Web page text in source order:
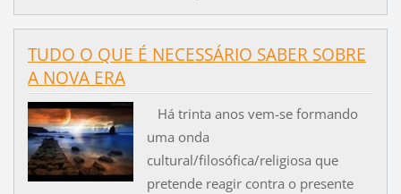
TUDO O QUE É NECESSÁRIO SABER SOBRE
A NOVA ERA
Há trinta anos vem-se formando
uma onda
cultural/filosófica/religiosa que
pretende reagir contra o presente